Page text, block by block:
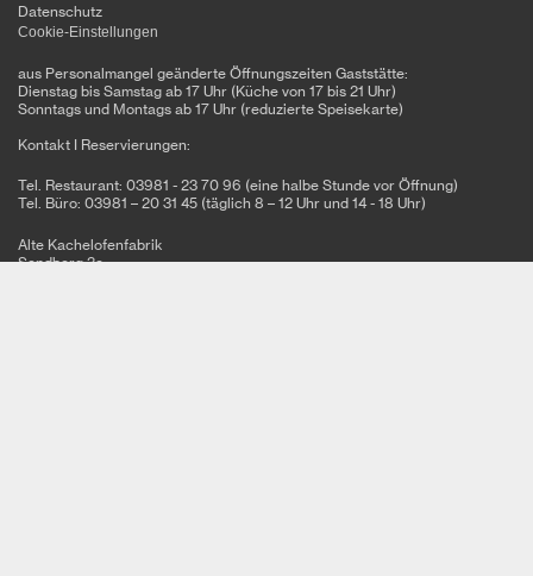
Datenschutz
Cookie-Einstellungen
Alte Kachelofenfabrik
Sandberg 3a
aus Personalmangel geänderte Öffnungszeiten Gaststätte:
Dienstag bis Samstag ab 17 Uhr (Küche von 17 bis 21 Uhr)
Sonntags und Montags ab 17 Uhr (reduzierte Speisekarte)
Kontakt I Reservierungen:
Tel. Restaurant: 03981 - 23 70 96 (eine halbe Stunde vor Öffnung)
Tel. Büro: 03981 – 20 31 45 (täglich 8 – 12 Uhr und 14 - 18 Uhr)